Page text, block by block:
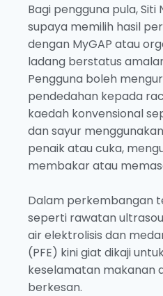
Bagi pengguna pula,
supaya memilih hasil
dengan MyGAP atau
ladang berstatus
Pengguna boleh
pendedahan kepada
kaedah konvensional
dan sayur
penaik atau cuka,
membakar atau
Dalam perkembangan
seperti rawatan
air elektrolisis dan
(PFE) kini giat dikaji
keselamatan makanan
berkesan.